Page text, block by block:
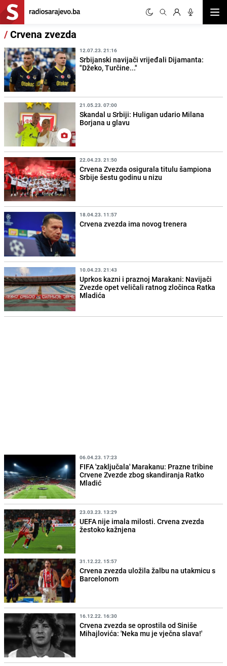
/Crvena zvezda
12.07.23. 21:16
Srbijanski navijači vrijeđali Dijamanta:
"Džeko, Turčine..."
21.05.23. 07:00
Skandal u Srbiji: Huligan udario Milana
Borjana u glavu
22.04.23. 21:50
Crvena Zvezda osigurala titulu šampiona
Srbije šestu godinu u nizu
18.04.23. 11:57
Crvena zvezda ima novog trenera
10.04.23. 21:43
Uprkos kazni i praznoj Marakani: Navijači
Zvezde opet veličali ratnog zločinca Ratka
Mladića
06.04.23. 17:23
FIFA 'zaključala' Marakanu: Prazne tribine
Crvene Zvezde zbog skandiranja Ratko
Mladić
23.03.23. 13:29
UEFA nije imala milosti. Crvena zvezda
žestoko kažnjena
31.12.22. 15:57
Crvena zvezda uložila žalbu na utakmicu s
Barcelonom
16.12.22. 16:30
Crvena zvezda se oprostila od Siniše
Mihajlovića: 'Neka mu je vječna slava!'